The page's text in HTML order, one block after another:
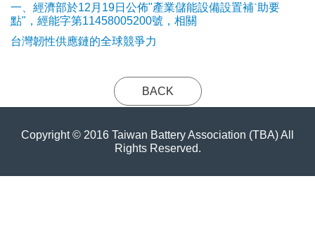
​一、經濟部於12月19日公佈"產業儲能設備設置補ˋ助要
點"，經能字第11458005200號，相關
台灣韌性供應鏈的全球競爭力
BACK
Copyright © 2016 Taiwan Battery Association (TBA) All
Rights Reserved.